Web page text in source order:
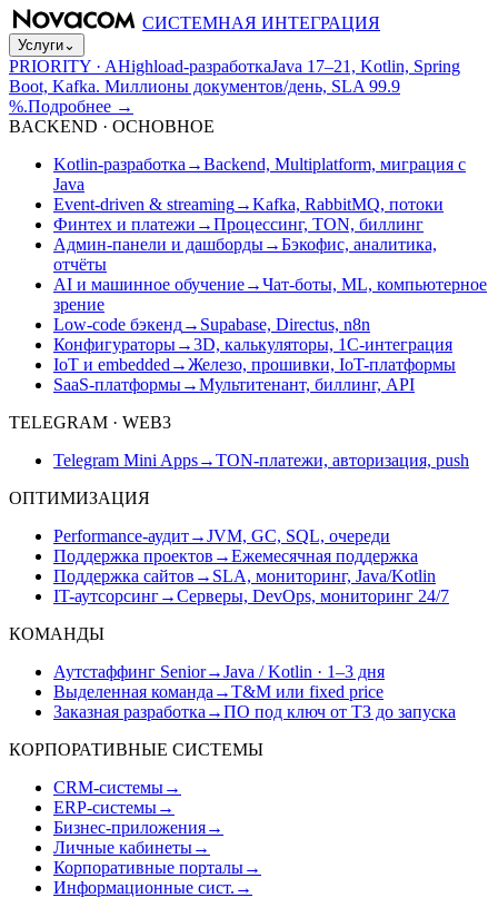
СИСТЕМНАЯ ИНТЕГРАЦИЯ
Услуги⌄
PRIORITY · AHighload-разработкаJava 17–21, Kotlin, Spring
Boot, Kafka. Миллионы документов/день, SLA 99.9
%.Подробнее →
BACKEND · ОСНОВНОЕ
Kotlin-разработка →Backend, Multiplatform, миграция с
Java
Event-driven & streaming→Kafka, RabbitMQ, потоки
Финтех и платежи →Процессинг, TON, биллинг
Админ-панели и дашборды→Бэкофис, аналитика,
отчёты
AI и машинное обучение→Чат-боты, ML, компьютерное
зрение
Low-code бэкенд→ Supabase, Directus, n8n
Конфигураторы→3D, калькуляторы, 1С-интеграция
IoT и embedded →Железо, прошивки, IoT-платформы
SaaS-платформы→Мультитенант, биллинг, API
TELEGRAM · WEB3
Telegram Mini Apps→TON-платежи, авторизация, push
ОПТИМИЗАЦИЯ
Performance-аудит→JVM, GC, SQL, очереди
Поддержка проектов →Ежемесячная поддержка
Поддержка сайтов → SLA, мониторинг, Java/Kotlin
IT-аутсорсинг→Серверы, DevOps, мониторинг 24/7
КОМАНДЫ
Аутстаффинг Senior→Java / Kotlin · 1–3 дня
Выделенная команда →T&M или fixed price
Заказная разработка →ПО под ключ от ТЗ до запуска
КОРПОРАТИВНЫЕ СИСТЕМЫ
CRM-системы→
ERP-системы→
Бизнес-приложения→
Личные кабинеты→
Корпоративные порталы→
Информационные сист. →